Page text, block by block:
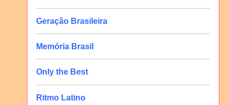
Geração Brasileira
Memória Brasil
Only the Best
Ritmo Latino